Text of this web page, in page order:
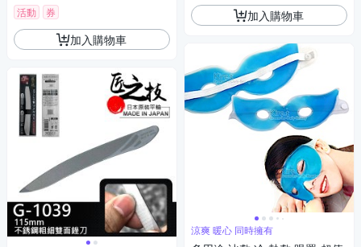
活動 券
加入購物車
加入購物車
涼爽 暖心 同時擁有